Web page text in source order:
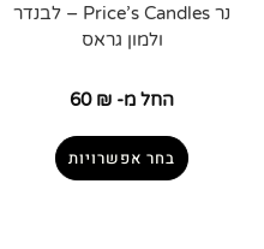
נר Price’s Candles – לבנדר
ולמון גראס
החל מ- 60₪
בחר אפשרויות